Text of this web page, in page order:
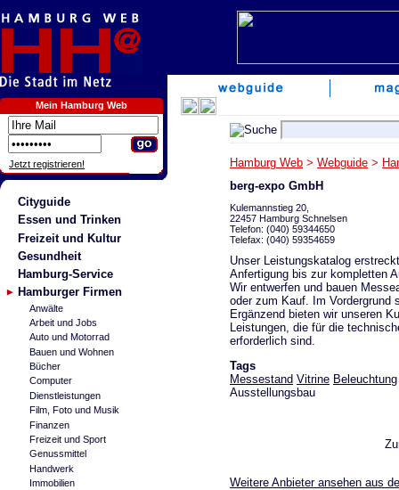
Mein Hamburg Web
Jetzt registrieren!
Cityguide
Essen und Trinken
Freizeit und Kultur
Gesundheit
Hamburg-Service
Hamburger Firmen
Anwälte
Arbeit und Jobs
Auto und Motorrad
Bauen und Wohnen
Bücher
Computer
Dienstleistungen
Film, Foto und Musik
Finanzen
Freizeit und Sport
Genussmittel
Handwerk
Immobilien
Hamburg Web > Webguide >
berg-expo GmbH
Kulemannstieg 20,
22457 Hamburg Schnelsen
Telefon: (040) 59344650
Telefax: (040) 59354659
Unser Leistungskatalog
Anfertigung bis zur kompletten
Wir entwerfen und bauen
oder zum Kauf. Im Vordergrund
Ergänzend bieten wir unseren
Leistungen, die für die
erforderlich sind.
Tags
Messestand Vitrine Beleuchtung
Ausstellungsbau
Weitere Anbieter ansehen aus